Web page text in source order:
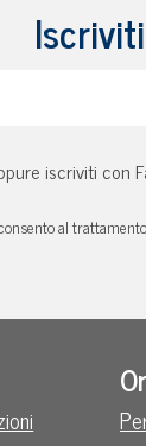
iscriviti con
al